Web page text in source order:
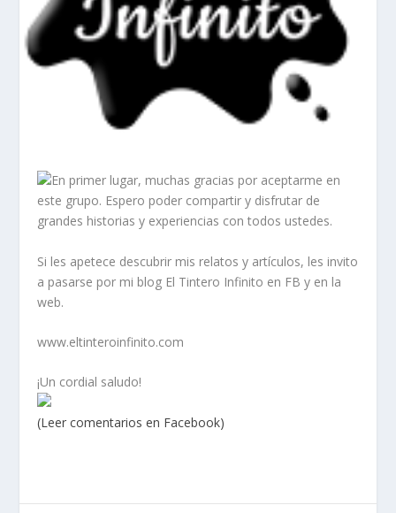
En primer lugar, muchas gracias por aceptarme en
este grupo. Espero poder compartir y disfrutar de
grandes historias y experiencias con todos ustedes.
Si les apetece descubrir mis relatos y artículos, les invito
a pasarse por mi blog El Tintero Infinito en FB y en la
web.
www.eltinteroinfinito.com
¡Un cordial saludo!
(Leer comentarios en Facebook)